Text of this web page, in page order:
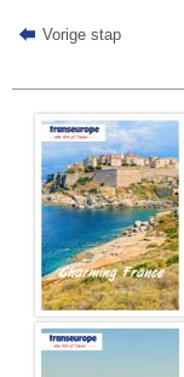
Vorige stap